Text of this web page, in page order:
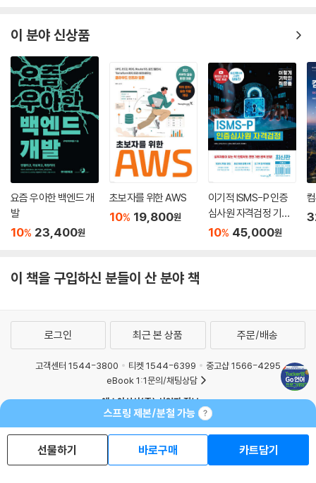
__25.5 파일 검색 프로그램 완성하기
__25.6 개선하기
핵심 요약 / 연습문제
[3단계 네트워크 서버 개발 및 성능 개선 기법 익히기]
26 테스트와 벤치마크하기
__26.1 테스트 코드
__26.2 테스트 주도 개발
__26.3 벤치마크
핵심 요약 / 연습문제
27 프로파일링으로 성능 개선하기
__27.2 서버에서 프로파일링
28 [Project] HTTP 웹 서버 만들기 ★★☆☆
__28.1 HTTP 웹 서버 만들기
__28.2 HTTP 동작 원리
__28.3 HTTP 쿼리 인수 사용하기
__28.6 웹 서버 테스트 코드 만들기
__28.7 JSON 데이터 전송
__28.8 HTTPS 웹 서버 만들기
방법을 살펴봅니다. 상황에 맞게 자료구조를 선택하는 방법과 예외 상황에
대처하는 방법도 배웁니다. 고루틴, 채널, 컨텍스트를 활용한 Go 언어만
의 독특한 동시성 프로그래밍도 배우게 됩니다. 24장에서 1.18버전에 추
가된 제네릭을 소개합니다. 마지막 장에서는 ★ 두 개 수준 프로젝트로 파
일에서 원하는 단어를 찾는 프로그램을 만들어보며 더 발전된 Go 프로그
래머로 레벨업해드립니다.
_3단계 네트워크 서버 개발 및 성능 개선 기법 익히기
3단계는 어엿한 Go 언어 프로그래머로 첫발을 내딛을 수 있도록 돕는 데
목적이 있습니다. Go 언어 문법은 이미 다 배웠습니다. 이제 문법을 넘어
서 Go 프로그래머로 성장해야 합니다. 지금까지 배운 것을 바탕으로 26장
과 27장에서 성능 테스트 및 개선 방법을, 28장에서는 웹 서버를 만듭니
다. 그리고 29장에서는 ‘RESTful API 서버’, 30장에서는 ‘실시간 채팅 프
_Tucker 노트
__ 노트 A. Go 문법 보충 수업
__ 노트 B. 생각하는 프로그래밍
★ Go 언어 함께 공부하세요!
Tucker 저자와 함께 단톡방에서 함께 공부해요!
https://open.kakao.com/o/g3tvsk9c
이 분야 신상품
요즘 우아한 백엔드 개
발
10% 23,400원
초보자를 위한 AWS
10% 19,800원
이기적 ISMS-P 인증
심사원 자격검정 기본
서
10% 45,000원
이 책을 구입하신 분들이 산 분야 책
스프링 제본/분철 가능
선물하기 바로구매 카트담기
로그인 최근 본 상품 주문/배송
고객센터 1544-3800 티켓 1544-6399
중고샵 1566-4295
eBook 1:1문의/채팅상담
예스이십사(주) 사업자 정보
개인정보처리방침
청소년보호정책
PC버전
회사소개
거래처관계자께
도서홍보
광고